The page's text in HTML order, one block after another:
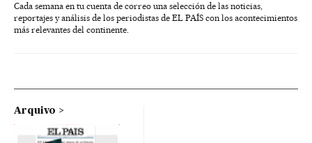
Cada semana en tu cuenta de correo una selección de las noticias,
reportajes y análisis de los periodistas de EL PAÍS con los acontecimientos
más relevantes del continente.
Arquivo